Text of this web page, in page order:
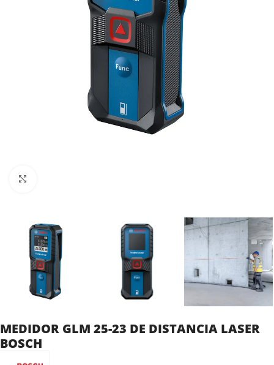
MEDIDOR GLM 25-23 DE DISTANCIA LASER
BOSCH